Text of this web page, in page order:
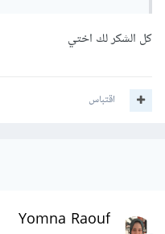
كل الشكر لك اختي
اقتباس
Yomna Raouf